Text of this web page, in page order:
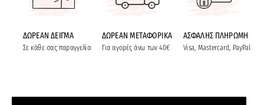
ΔΩΡΕΑΝ ΔΕΙΓΜΑ
Σε κάθε σας παραγγελία
ΔΩΡΕΑΝ ΜΕΤΑΦΟΡΙΚΑ
Για αγορές άνω των 40€
ΑΣΦΑΛΗΣ ΠΛΗΡΩΜΗ
Visa, Mastercard, PayPal